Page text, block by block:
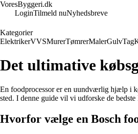
VoresByggeri.dk
LoginTilmeld nuNyhedsbreve
Kategorier
ElektrikerVVSMurerTømrerMalerGulvTag
Det ultimative
En foodprocessor er en uundværlig hjælp i
sted. I denne guide vil vi udforske de
Hvorfor vælge en Bosch